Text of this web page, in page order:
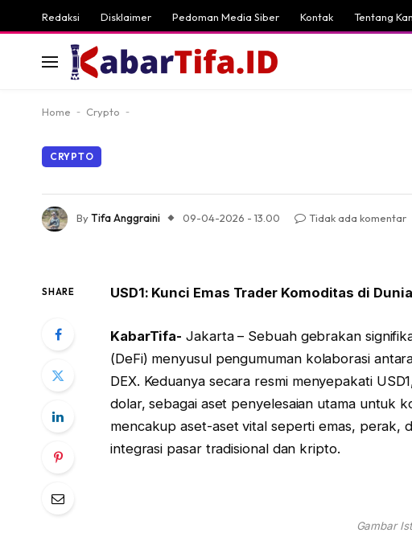
Redaksi Disklaimer Pedoman Media Siber Kontak Tentang
Home - Crypto -
CRYPTO
ByTifa Anggraini 09-04-2026 - 13.00 Tidak ada komentar
SHARE USD1: Kunci Emas Trader Komoditas di
KabarTifa- Jakarta – Sebuah gebrakan
(DeFi) menyusul pengumuman kolaborasi
DEX. Keduanya secara resmi menyepakati
dolar, sebagai aset penyelesaian utama untuk
mencakup aset-aset vital seperti emas, perak,
integrasi pasar tradisional dan kripto.
Gambar